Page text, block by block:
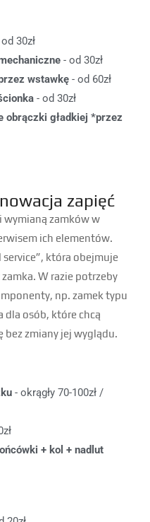
30zł
- od 30zł
wstawkę - od 60zł
- od 30zł
obrączki gładkiej *przez
zapięć
wymianą zamków w
ich elementów.
service”, która obejmuje
W razie potrzeby
np. zamek typu
dla osób, które chcą
bez zmiany jej wyglądu.
- okrągły 70-100zł /
+ kol + nadlut